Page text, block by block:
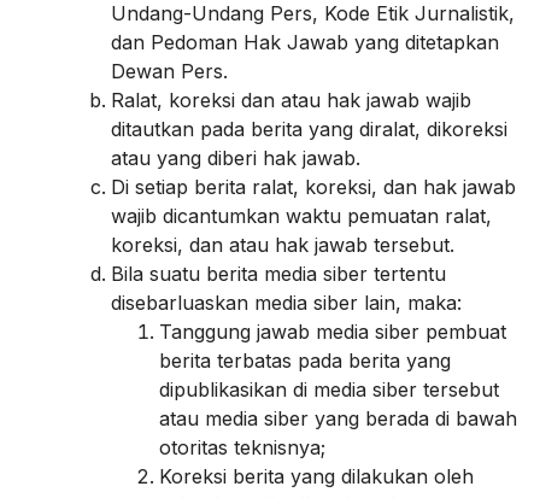
Undang-Undang Pers, Kode Etik Jurnalistik,
dan Pedoman Hak Jawab yang ditetapkan
Dewan Pers.
Ralat, koreksi dan atau hak jawab wajib
ditautkan pada berita yang diralat, dikoreksi
atau yang diberi hak jawab.
Di setiap berita ralat, koreksi, dan hak jawab
wajib dicantumkan waktu pemuatan ralat,
koreksi, dan atau hak jawab tersebut.
Bila suatu berita media siber tertentu
disebarluaskan media siber lain, maka:
Tanggung jawab media siber pembuat
berita terbatas pada berita yang
dipublikasikan di media siber tersebut
atau media siber yang berada di bawah
otoritas teknisnya;
Koreksi berita yang dilakukan oleh